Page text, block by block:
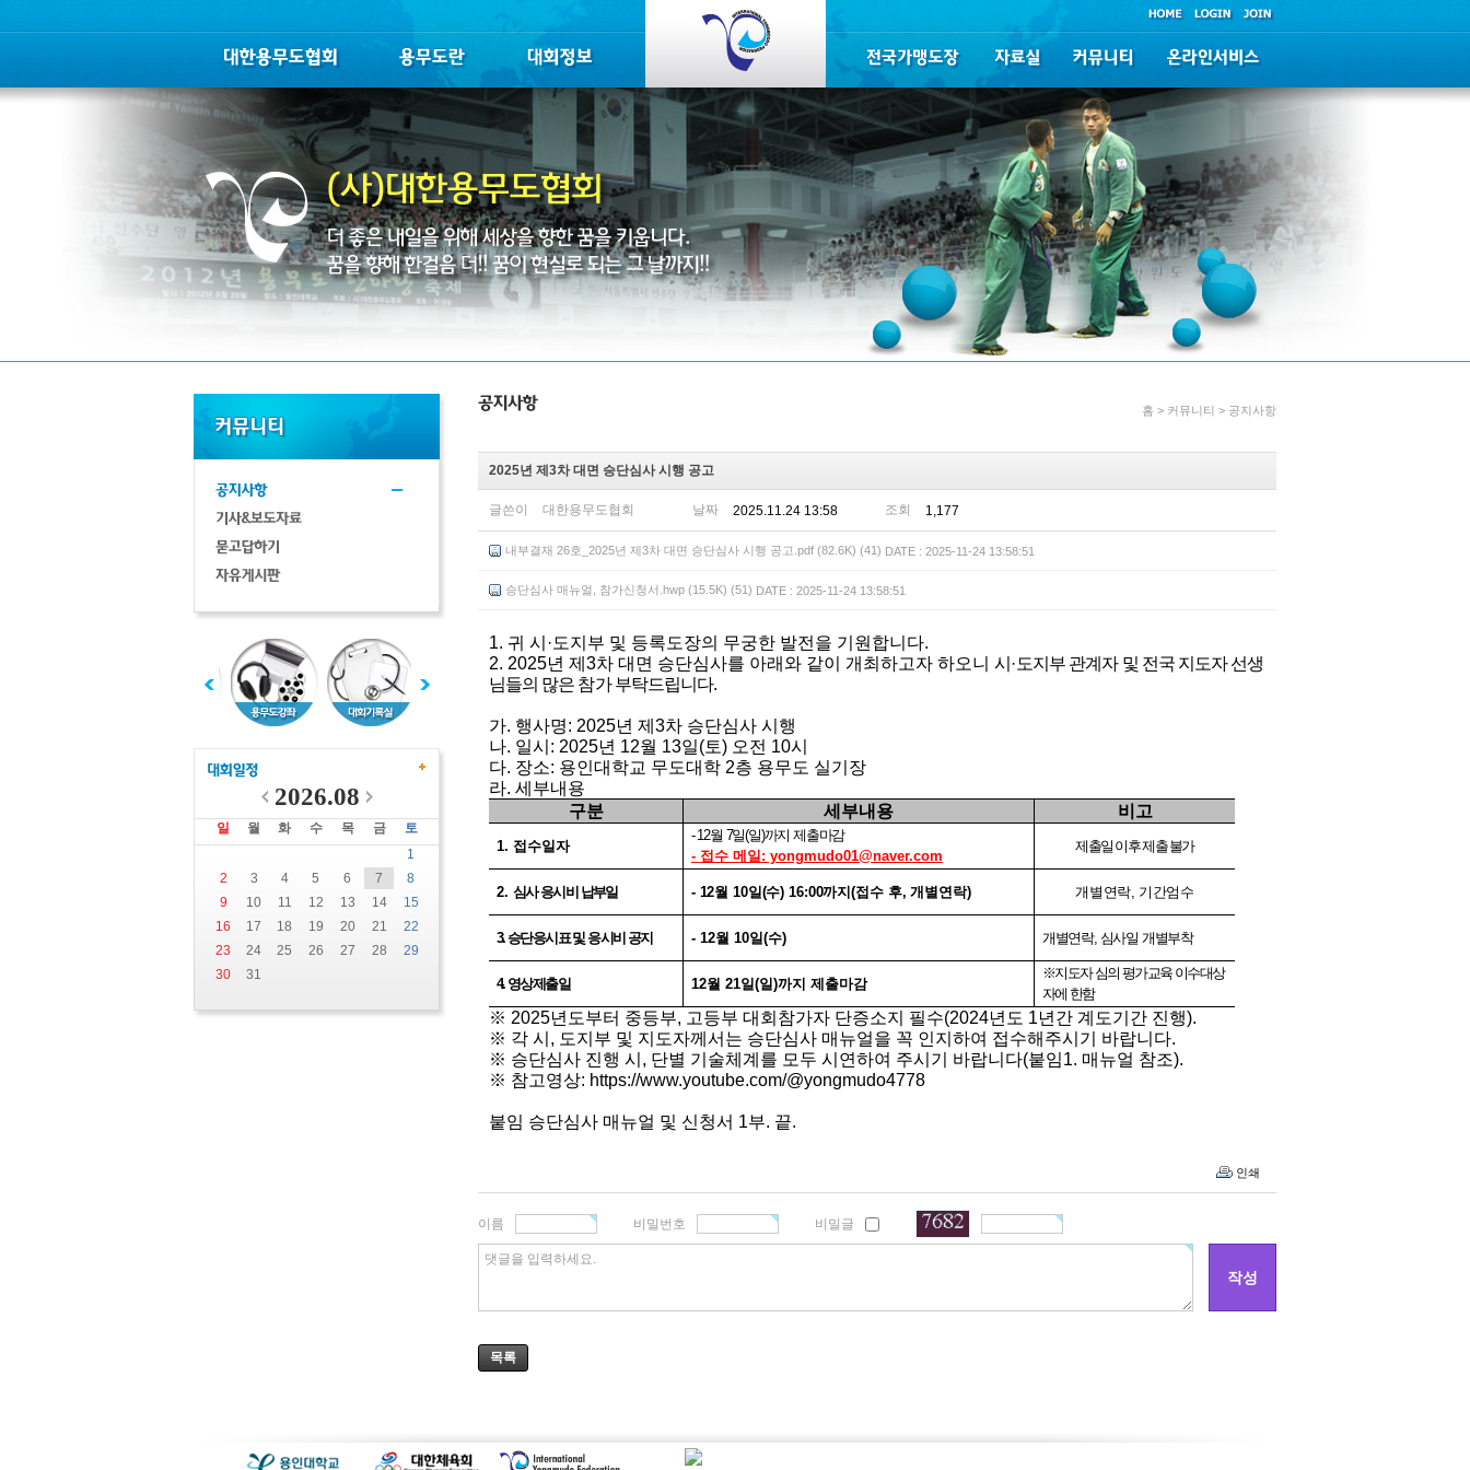
2026.08
일 월 화 수 목 금
토
1
2
3 4 5 6 7
8
9
10 11 12 13 14
15
16
17 18 19 20 21
22
23
24 25 26 27 28
29
30
31
홈 > 커뮤니티 > 공지사항
2025년 제3차 대면 승단심사 시행 공고
글쓴이 대한용무도협회 날짜 2025.11.24 13:58 조회 1,177
내부결재 26호_2025년 제3차 대면 승단심사 시행 공고.pdf (82.6K) (41) DATE : 2025-11-24 13:58:51
승단심사 매뉴얼, 참가신청서.hwp (15.5K) (51) DATE : 2025-11-24 13:58:51
1. 귀 시 ·도지부 및 등록도장의 무궁한 발전을 기원합니다.
2. 2025년 제 3차 대면 승단심사를 아래와 같이 개최하고자 하오니 시 ·도지부 관계자 및 전국 지도자 선생
님들의 많은 참가 부탁드립니다.
가. 행사명: 2025년 제 3차 승단심사 시행
나. 일시 : 2025년 12월 13일(토) 오전 10시
다. 장소: 용인대학교 무도대학 2층 용무도 실기장
라. 세부내용
구분
세부내용 비고
1. 접수일자
- 12월 7일(일)까지 제출마감
- 접수 메일: yongmudo01@naver.com
제출일 이후 제출 불가
2. 심사응시비 납부일 - 12월 10일(수) 16:00까지(접수 후,개별연락) 개별연락, 기간엄수
3. 승단응시표 및 응시비 공지 - 12월 10일(수) 개별연락, 심사일 개별부착
4. 영상제출일 12월 21일(일)까지 제출마감
※지도자 심의 평가교육 이수대상
자에 한함
※ 2025년도부터 중등부, 고등부 대회참가자 단증소지 필수(2024년도 1년간 계도기간 진행).
※ 각 시 , 도지부 및 지도자께서는 승단심사 매뉴얼을 꼭 인지하여 접수해주시기 바랍니다.
※ 승단심사 진행 시 , 단별 기술체계를 모두 시연하여 주시기 바랍니다(붙임1. 매뉴얼 참조).
※ 참고영상: https://www.youtube.com/@yongmudo4778
붙임 승단심사 매뉴얼 및 신청서 1부. 끝.
인쇄
이름 비밀번호 비밀글
댓글을 입력하세요.
목록